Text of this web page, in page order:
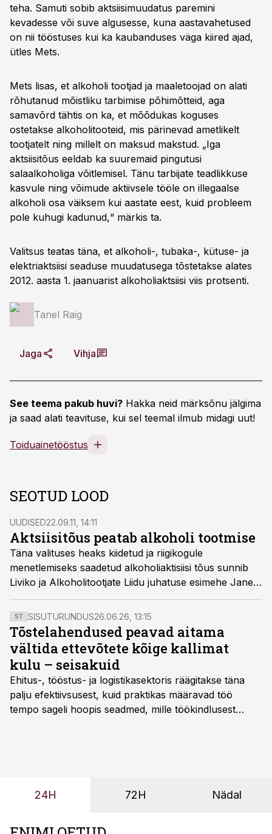
teha. Samuti sobib aktsiisimuudatus paremini
kevadesse või suve algusesse, kuna aastavahetused
on nii tööstuses kui ka kaubanduses väga kiired ajad,
ütles Mets.
Mets lisas, et alkoholi tootjad ja maaletoojad on alati
rõhutanud mõistliku tarbimise põhimõtteid, aga
samavõrd tähtis on ka, et mõõdukas koguses
ostetakse alkoholitooteid, mis pärinevad ametlikelt
tootjatelt ning millelt on maksud makstud. „Iga
aktsiisitõus eeldab ka suuremaid pingutusi
salaalkoholiga võitlemisel. Tänu tarbijate teadlikkuse
kasvule ning võimude aktiivsele tööle on illegaalse
alkoholi osa väiksem kui aastate eest, kuid probleem
pole kuhugi kadunud,“ märkis ta.
Valitsus teatas täna, et alkoholi-, tubaka-, kütuse- ja
elektriaktsiisi seaduse muudatusega tõstetakse alates
2012. aasta 1. jaanuarist alkoholiaktsiisi viis protsenti.
Tanel Raig
Jaga Vihja
See teema pakub huvi? Hakka neid märksõnu jälgima
ja saad alati teavituse, kui sel teemal ilmub midagi uut!
Toiduainetööstus
SEOTUD LOOD
UUDISED22.09.11, 14:11
Aktsiisitõus peatab alkoholi tootmise
Täna valituses heaks kiidetud ja riigikogule
menetlemiseks saadetud alkoholiaktisiisi tõus sunnib
Liviko ja Alkoholitootjate Liidu juhatuse esimehe Janek
Kalvi kinnitusel tootjaid taas kuudeks tootmist peatama
ning suurendab veelgi salaviina levikut.
ST SISUTURUNDUS26.06.26, 13:15
Tõstelahendused peavad aitama
vältida ettevõtete kõige kallimat
kulu – seisakuid
Ehitus-, tööstus- ja logistikasektoris räägitakse täna
palju efektiivsusest, kuid praktikas määravad töö
tempo sageli hoopis seadmed, mille töökindlusest
24H 72H Nädal